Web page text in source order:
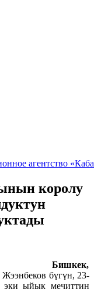
королу
Бишкек,
бүгүн, 23-
эки ыйык мечиттин